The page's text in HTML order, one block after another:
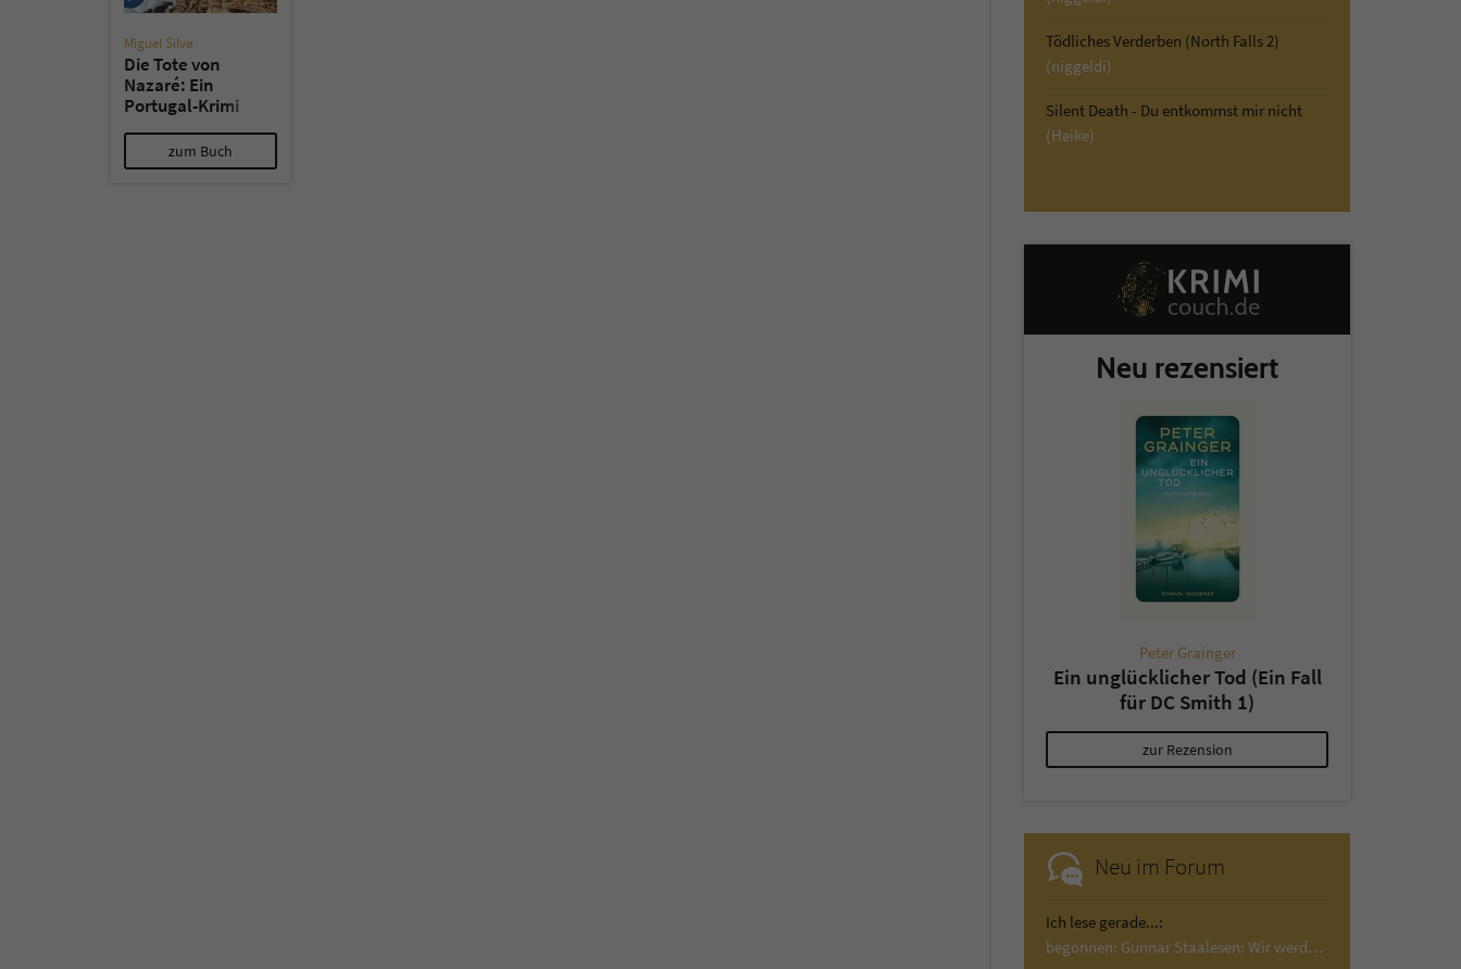
Miguel Silva
Die Tote von
Nazaré: Ein
Portugal-Krimi
zum Buch
Tödliches Verderben (North Falls 2)
(niggeldi)
Silent Death - Du entkommst mir nicht
(Heike)
Neu rezensiert
Peter Grainger
Ein unglücklicher Tod (Ein Fall
für DC Smith 1)
zur Rezension
Neu im Forum
Ich lese gerade...:
begonnen: Gunnar Staalesen: Wir werden Wind…